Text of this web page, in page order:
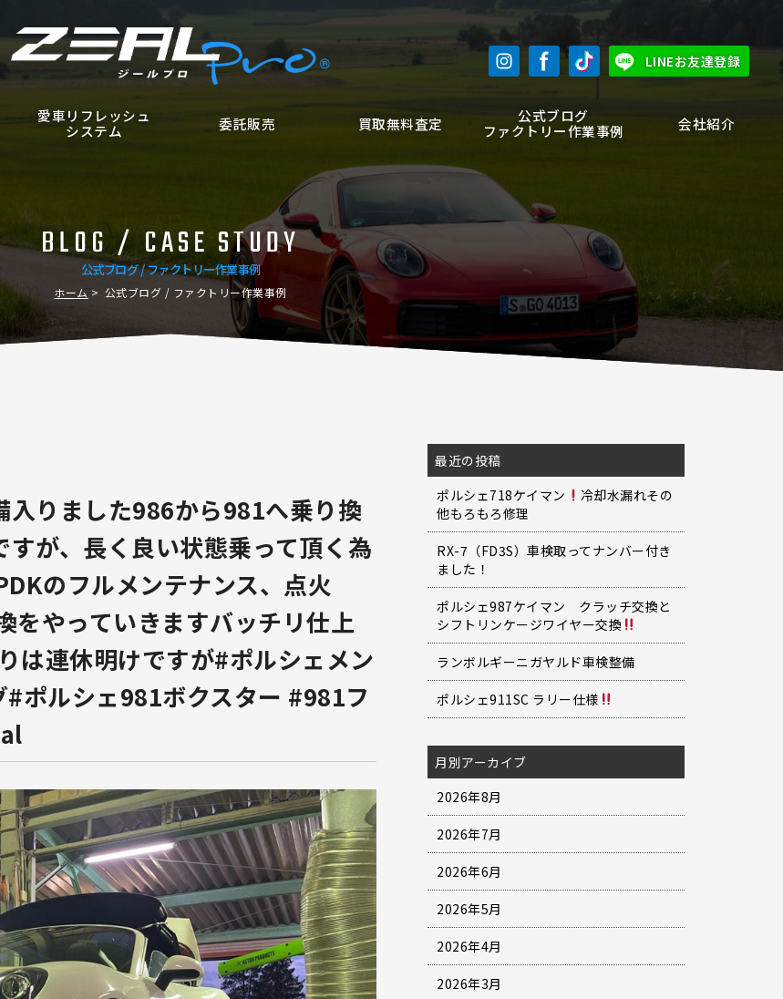
LINEお友達登録
愛車リフレッシュ
システム
委託販売 買取無料査定
公式ブログ
ファクトリー作業事例
会社紹介
公式ブログ / ファクトリー作業事例
BLOG / CASE STUDY
ホーム 公式ブログ / ファクトリー作業事例
入りました986から981へ乗り換
が、長く良い状態乗って頂く為
のフルメンテナンス、点火
をやっていきますバッチリ仕上
は連休明けですが#ポルシェメン
ポルシェ981ボクスター #981フ
最近の投稿
ポルシェ718ケイマン
冷却水漏れその
他もろもろ修理
RX-7（FD3S）車検取ってナンバー付き
ました！
ポルシェ987ケイマン クラッチ交換と
シフトリンケージワイヤー交換
ランボルギーニガヤルド車検整備
ポルシェ911SC ラリー仕様
月別アーカイブ
2026年8月
2026年7月
2026年6月
2026年5月
2026年4月
2026年3月